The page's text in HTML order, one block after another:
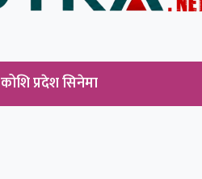
कोशि प्रदेश सिनेमा